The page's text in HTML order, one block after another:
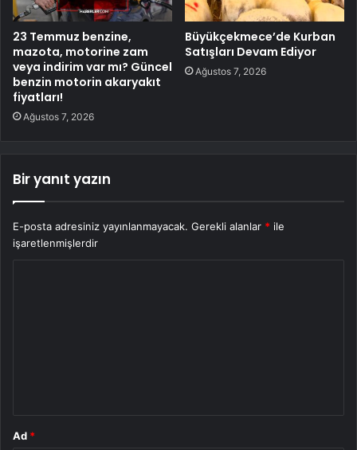
23 Temmuz benzine,
mazota, motorine zam
veya indirim var mı? Güncel
benzin motorin akaryakıt
fiyatları!
Ağustos 7, 2026
Büyükçekmece’de Kurban
Satışları Devam Ediyor
Ağustos 7, 2026
Bir yanıt yazın
E-posta adresiniz yayınlanmayacak. Gerekli alanlar * ile
işaretlenmişlerdir
Ad *